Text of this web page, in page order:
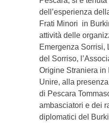
dell’esperienza
Frati Minori in
attività delle
Emergenza Sorrisi,
del Sorriso,
Origine Straniera in
Unire, alla
di Pescara
ambasciatori e dei
diplomatici del